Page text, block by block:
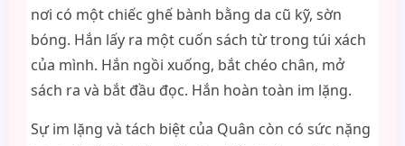
nơi có một chiếc ghế bành bằng da cũ kỹ, sờn
bóng. Hắn lấy ra một cuốn sách từ trong túi xách
của mình. Hắn ngồi xuống, bắt chéo chân, mở
sách ra và bắt đầu đọc. Hắn hoàn toàn im lặng.
Sự im lặng và tách biệt của Quân còn có sức nặng